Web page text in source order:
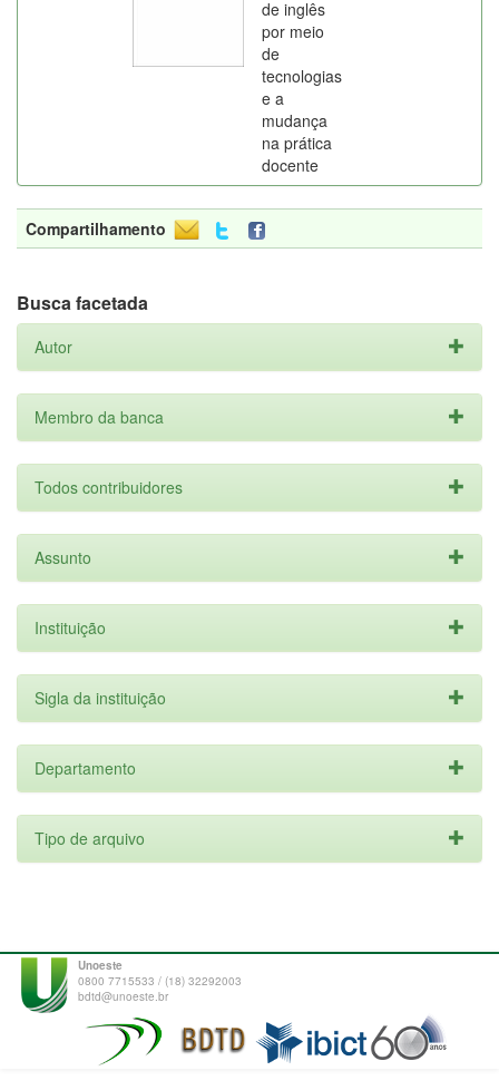
de inglês
por meio
de
tecnologias
e a
mudança
na prática
docente
Compartilhamento
Busca facetada
Autor
Membro da banca
Todos contribuidores
Assunto
Instituição
Sigla da instituição
Departamento
Tipo de arquivo
Unoeste
0800 7715533 / (18) 32292003
bdtd@unoeste.br